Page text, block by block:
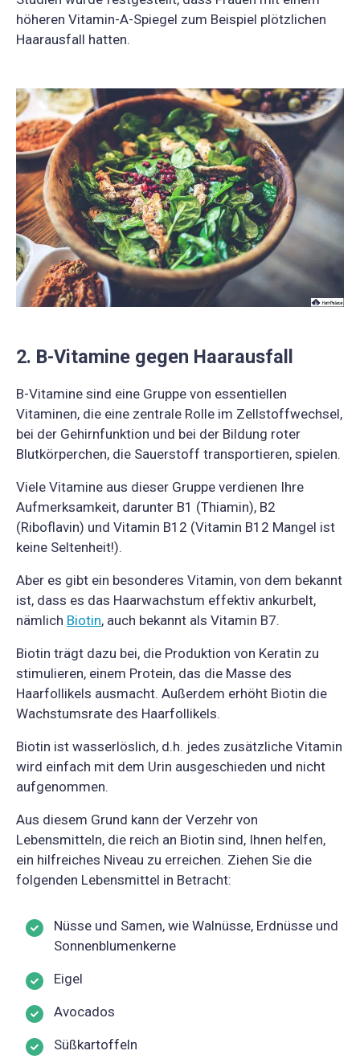
höheren Vitamin-A-Spiegel zum Beispiel plötzlichen
Haarausfall hatten.
2. B-Vitamine gegen Haarausfall
B-Vitamine sind eine Gruppe von essentiellen
Vitaminen, die eine zentrale Rolle im Zellstoffwechsel,
bei der Gehirnfunktion und bei der Bildung roter
Blutkörperchen, die Sauerstoff transportieren, spielen.
Viele Vitamine aus dieser Gruppe verdienen Ihre
Aufmerksamkeit, darunter B1 (Thiamin), B2
(Riboflavin) und Vitamin B12 (Vitamin B12 Mangel ist
keine Seltenheit!).
Aber es gibt ein besonderes Vitamin, von dem bekannt
ist, dass es das Haarwachstum effektiv ankurbelt,
nämlich Biotin, auch bekannt als Vitamin B7.
Biotin trägt dazu bei, die Produktion von Keratin zu
stimulieren, einem Protein, das die Masse des
Haarfollikels ausmacht. Außerdem erhöht Biotin die
Wachstumsrate des Haarfollikels.
Biotin ist wasserlöslich, d.h. jedes zusätzliche Vitamin
wird einfach mit dem Urin ausgeschieden und nicht
aufgenommen.
Aus diesem Grund kann der Verzehr von
Lebensmitteln, die reich an Biotin sind, Ihnen helfen,
ein hilfreiches Niveau zu erreichen. Ziehen Sie die
folgenden Lebensmittel in Betracht:
Nüsse und Samen, wie Walnüsse, Erdnüsse und
Sonnenblumenkerne
Eigel
Avocados
Süßkartoffeln